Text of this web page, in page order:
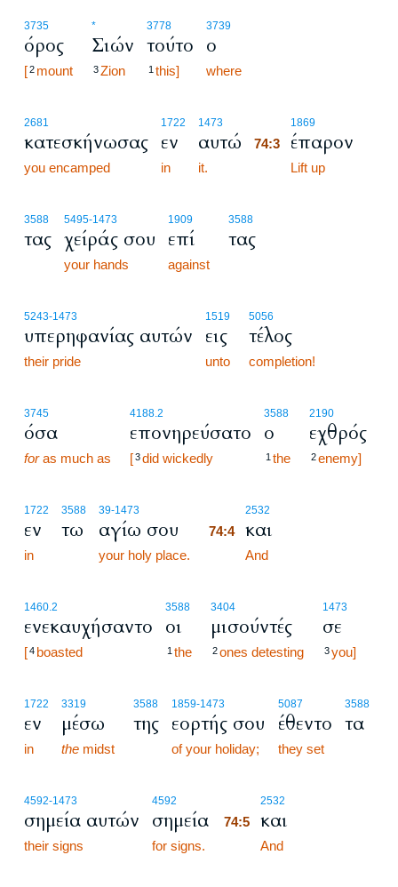
3735
όρος
[2 mount
*
Σιών
3Zion
3778
τούτο
1 this]
3739
ο
where
2681
κατεσκήνωσας
you encamped
1722
εν
in
1473
αυτώ
it.
1869
74:3 έπαρον
Lift up
3588
τας
5495-1473
χείράς σου
your hands
1909
επί
against
3588
τας
5243-1473
υπερηφανίας αυτών
their pride
1519
εις
unto
5056
τέλος
completion!
3745
όσα
foras much as
4188.2
επονηρεύσατο
[3did wickedly
3588
ο
1 the
2190
εχθρός
2enemy]
1722
εν
in
3588
τω
39-1473
αγίω σου
your holy place.
2532
74:4 και
And
1460.2
ενεκαυχήσαντο
[4 boasted
3588
οι
1 the
3404
μισούντές
2ones detesting
1473
σε
3you]
1722
εν
in
3319
μέσω
the midst
3588
της
1859-1473
εορτής σου
of your holiday;
5087
έθεντο
they set
3588
τα
4592-1473
σημεία αυτών
their signs
4592
σημεία
for signs.
2532
74:5 και
And